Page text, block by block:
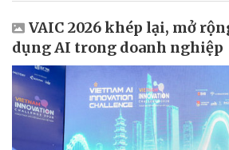
VAIC 2026 khép lại, mở
dụng AI trong doanh nghiệp